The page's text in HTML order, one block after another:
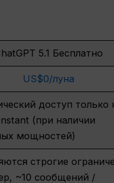
5.1 Бесплатно
US$0/луна
доступ только
(при наличии
мощностей)
строгие
~10 сообщений /